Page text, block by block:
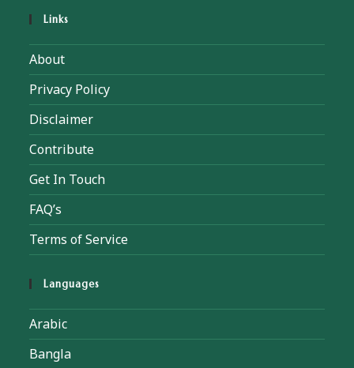
Links
About
Privacy Policy
Disclaimer
Contribute
Get In Touch
FAQ’s
Terms of Service
Languages
Arabic
Bangla